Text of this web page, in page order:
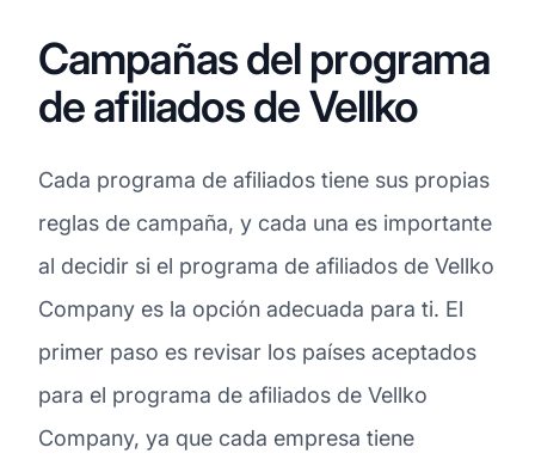
Campañas del programa
de afiliados de Vellko
Cada programa de afiliados tiene sus propias
reglas de campaña, y cada una es importante
al decidir si el programa de afiliados de Vellko
Company es la opción adecuada para ti. El
primer paso es revisar los países aceptados
para el programa de afiliados de Vellko
Company, ya que cada empresa tiene